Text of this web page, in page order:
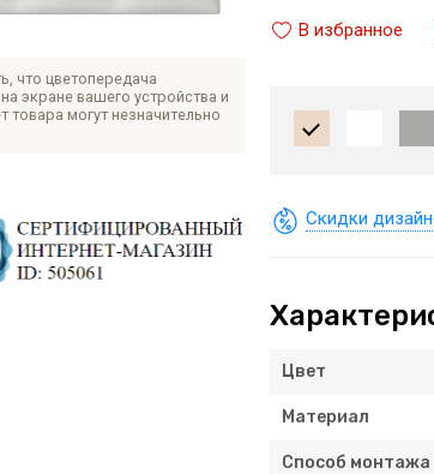
что цветопередача
экране вашего устройства и
товара могут незначительно
В избранное
Скидки
Цвет
Материал
Способ монтажа